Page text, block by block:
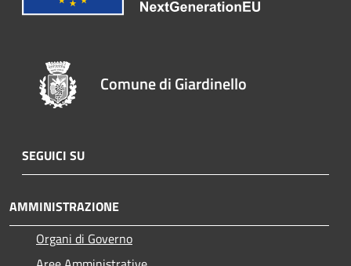
Comune di Giardinello
SEGUICI SU
AMMINISTRAZIONE
Organi di Governo